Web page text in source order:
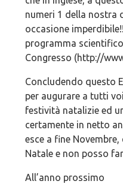
numeri 1 della nostra
occasione
programma
Congresso (http://
Concludendo questo
per augurare a tutti
festività natalizie ed
certamente in netto
esce a fine
Natale e non posso
All’anno prossimo